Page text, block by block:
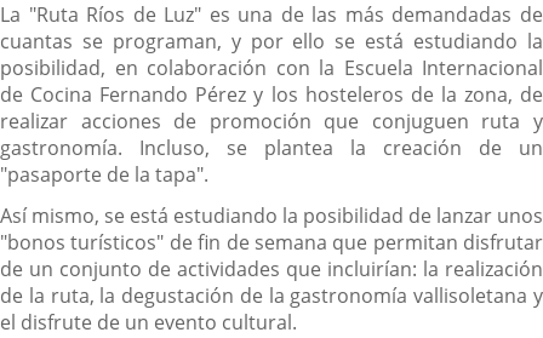
La "Ruta Ríos de Luz" es una de las más demandadas de
cuantas se programan, y por ello se está estudiando la
posibilidad, en colaboración con la Escuela Internacional
de Cocina Fernando Pérez y los hosteleros de la zona, de
realizar acciones de promoción que conjuguen ruta y
gastronomía. Incluso, se plantea la creación de un
"pasaporte de la tapa".
Así mismo, se está estudiando la posibilidad de lanzar unos
"bonos turísticos" de fin de semana que permitan disfrutar
de un conjunto de actividades que incluirían: la realización
de la ruta, la degustación de la gastronomía vallisoletana y
el disfrute de un evento cultural.